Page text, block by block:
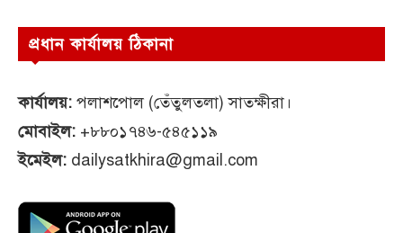
প্রধান কার্যালয় ঠিকানা
কার্যালয়: পলাশপোল (তেঁতুলতলা) সাতক্ষীরা।
মোবাইল: +৮৮০১৭৪৬-৫৪৫১১৯
ইমেইল: dailysatkhira@gmail.com